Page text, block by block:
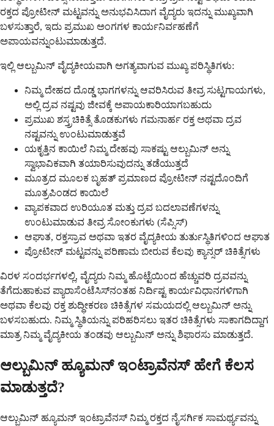
ರಕ್ತದ ಪ್ರೋಟೀನ್ ಮಟ್ಟವನ್ನು ಅನುಭವಿಸಿದಾಗ ವೈದ್ಯರು ಇದನ್ನು ಮುಖ್ಯವಾಗಿ
ಬಳಸುತ್ತಾರೆ, ಇದು ಪ್ರಮುಖ ಅಂಗಗಳ ಕಾರ್ಯನಿರ್ವಹಣೆಗೆ
ಅಪಾಯವನ್ನುಂಟುಮಾಡುತ್ತದೆ.
ಇಲ್ಲಿ ಆಲ್ಬುಮಿನ್ ವೈದ್ಯಕೀಯವಾಗಿ ಅಗತ್ಯವಾಗುವ ಮುಖ್ಯ ಪರಿಸ್ಥಿತಿಗಳು:
ನಿಮ್ಮ ದೇಹದ ದೊಡ್ಡ ಭಾಗಗಳನ್ನು ಆವರಿಸಿರುವ ತೀವ್ರ ಸುಟ್ಟಗಾಯಗಳು,
ಅಲ್ಲಿ ದ್ರವ ನಷ್ಟವು ಜೀವಕ್ಕೆ ಅಪಾಯಕಾರಿಯಾಗಬಹುದು
ಪ್ರಮುಖ ಶಸ್ತ್ರಚಿಕಿತ್ಸೆ ತೊಡಕುಗಳು ಗಮನಾರ್ಹ ರಕ್ತ ಅಥವಾ ದ್ರವ
ನಷ್ಟವನ್ನು ಉಂಟುಮಾಡುತ್ತವೆ
ಯಕೃತ್ತಿನ ಕಾಯಿಲೆ ನಿಮ್ಮ ದೇಹವು ಸಾಕಷ್ಟು ಆಲ್ಬುಮಿನ್ ಅನ್ನು
ಸ್ವಾಭಾವಿಕವಾಗಿ ತಯಾರಿಸುವುದನ್ನು ತಡೆಯುತ್ತದೆ
ಮೂತ್ರದ ಮೂಲಕ ಬೃಹತ್ ಪ್ರಮಾಣದ ಪ್ರೋಟೀನ್ ನಷ್ಟದೊಂದಿಗೆ
ಮೂತ್ರಪಿಂಡದ ಕಾಯಿಲೆ
ವ್ಯಾಪಕವಾದ ಉರಿಯೂತ ಮತ್ತು ದ್ರವ ಬದಲಾವಣೆಗಳನ್ನು
ಉಂಟುಮಾಡುವ ತೀವ್ರ ಸೋಂಕುಗಳು (ಸೆಪ್ಸಿಸ್)
ಆಘಾತ, ರಕ್ತಸ್ರಾವ ಅಥವಾ ಇತರ ವೈದ್ಯಕೀಯ ತುರ್ತುಸ್ಥಿತಿಗಳಿಂದ ಆಘಾತ
ಪ್ರೋಟೀನ್ ಮಟ್ಟವನ್ನು ಪರಿಣಾಮ ಬೀರುವ ಕೆಲವು ಕ್ಯಾನ್ಸರ್ ಚಿಕಿತ್ಸೆಗಳು
ವಿರಳ ಸಂದರ್ಭಗಳಲ್ಲಿ, ವೈದ್ಯರು ನಿಮ್ಮ ಹೊಟ್ಟೆಯಿಂದ ಹೆಚ್ಚುವರಿ ದ್ರವವನ್ನು
ತೆಗೆದುಹಾಕುವ ಪ್ಯಾರಾಸೆಂಟೆಸಿಸ್‌ನಂತಹ ನಿರ್ದಿಷ್ಟ ಕಾರ್ಯವಿಧಾನಗಳಿಗಾಗಿ
ಅಥವಾ ಕೆಲವು ರಕ್ತ ಶುದ್ಧೀಕರಣ ಚಿಕಿತ್ಸೆಗಳ ಸಮಯದಲ್ಲಿ ಆಲ್ಬುಮಿನ್ ಅನ್ನು
ಬಳಸಬಹುದು. ನಿಮ್ಮ ಸ್ಥಿತಿಯನ್ನು ಪರಿಹರಿಸಲು ಇತರ ಚಿಕಿತ್ಸೆಗಳು ಸಾಕಾಗದಿದ್ದಾಗ
ಮಾತ್ರ ನಿಮ್ಮ ವೈದ್ಯಕೀಯ ತಂಡವು ಆಲ್ಬುಮಿನ್ ಅನ್ನು ಶಿಫಾರಸು ಮಾಡುತ್ತದೆ.
ಆಲ್ಬುಮಿನ್ ಹ್ಯೂಮನ್ ಇಂಟ್ರಾವೆನಸ್ ಹೇಗೆ ಕೆಲಸ
ಮಾಡುತ್ತದೆ?
ಆಲ್ಬುಮಿನ್ ಹ್ಯೂಮನ್ ಇಂಟ್ರಾವೆನಸ್ ನಿಮ್ಮ ರಕ್ತದ ನೈಸರ್ಗಿಕ ಸಾಮರ್ಥ್ಯವನ್ನು